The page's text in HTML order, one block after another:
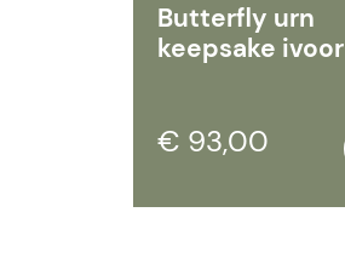
Butterfly urn
keepsake ivoor
€ 93,00